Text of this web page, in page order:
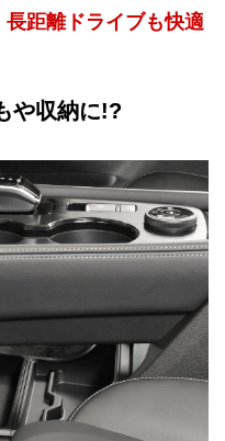
距離ドライブも快適
や収納に!?